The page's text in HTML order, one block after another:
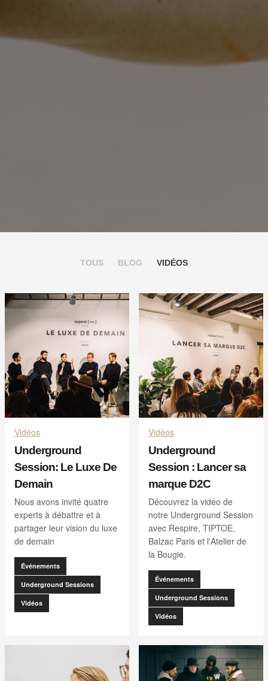
TOUS BLOG VIDÉOS
Vidéos
Underground
Session: Le Luxe De
Demain
Nous avons invité quatre
experts à débattre et à
partager leur vision du luxe
de demain
Événements
Underground Sessions
Vidéos
Vidéos
Underground
Session : Lancer sa
marque D2C
Découvrez la vidéo de
notre Underground Session
avec Respire, TIPTOE,
Balzac Paris et l'Atelier de
la Bougie.
Événements
Underground Sessions
Vidéos